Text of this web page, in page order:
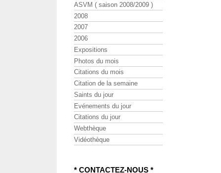
ASVM ( saison 2008/2009 )
2008
2007
2006
Expositions
Photos du mois
Citations du mois
Citation de la semaine
Saints du jour
Evénements du jour
Citations du jour
Webthèque
Vidéothèque
* CONTACTEZ-NOUS *